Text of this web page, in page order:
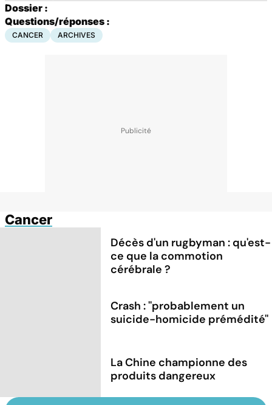
Dossier :
Questions/réponses :
CANCER ARCHIVES
Cancer
Décès d'un rugbyman : qu'est-
ce que la commotion
cérébrale ?
Crash : ''probablement un
suicide-homicide prémédité''
La Chine championne des
produits dangereux